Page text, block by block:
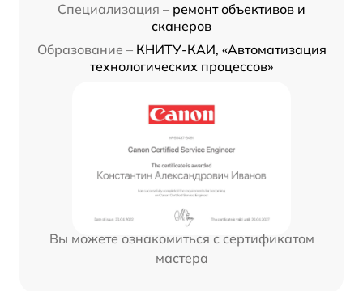
Специализация – ремонт объективов и
сканеров
Образование – КНИТУ-КАИ, «Автоматизация
технологических процессов»
Вы можете ознакомиться с сертификатом
мастера